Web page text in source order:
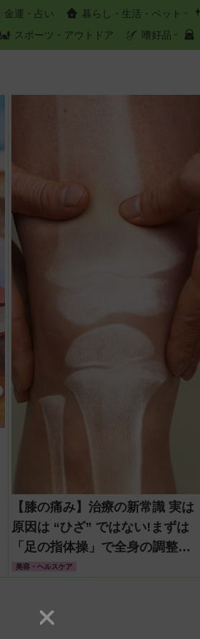
金運・占い 暮らし・生活・ペット
スポーツ・アウトドア 嗜好品
【膝の痛み】治療の新常識 実は
原因は “ひざ” ではない!まずは
「足の指体操」で全身の調整を
しよう
美容・ヘルスケア